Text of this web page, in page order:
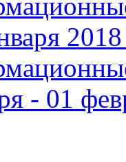
2018
- 01